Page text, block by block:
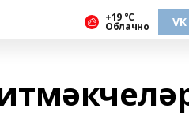
+19 °С
Облачно VK